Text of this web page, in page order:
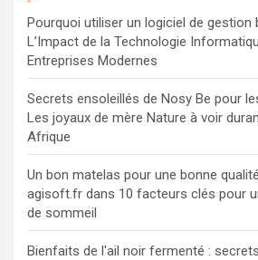
Pourquoi utiliser un logiciel de gestion
L’Impact de la Technologie
Entreprises Modernes
Secrets ensoleillés de Nosy Be pour
Les joyaux de mère Nature à voir
Afrique
Un bon matelas pour une bonne
agisoft.fr dans 10 facteurs clés pour
de sommeil
Bienfaits de l'ail noir fermenté :